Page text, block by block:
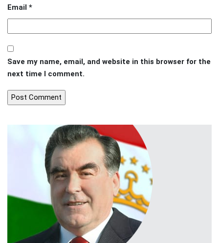
Email *
Save my name, email, and website in this browser for the
next time I comment.